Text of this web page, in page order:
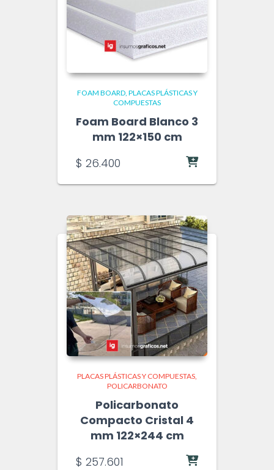
FOAM BOARD PLACAS PLÁSTICAS Y
COMPUESTAS
Foam Board Blanco 3
mm 122×150 cm
$ 26.400
PLACAS PLÁSTICAS Y COMPUESTAS
POLICARBONATO
Policarbonato
Compacto Cristal 4
mm 122×244 cm
$ 257.601